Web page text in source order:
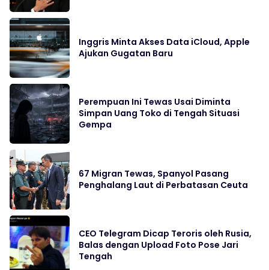
Inggris Minta Akses Data iCloud, Apple
Ajukan Gugatan Baru
Perempuan Ini Tewas Usai Diminta
Simpan Uang Toko di Tengah Situasi
Gempa
67 Migran Tewas, Spanyol Pasang
Penghalang Laut di Perbatasan Ceuta
CEO Telegram Dicap Teroris oleh Rusia,
Balas dengan Upload Foto Pose Jari
Tengah